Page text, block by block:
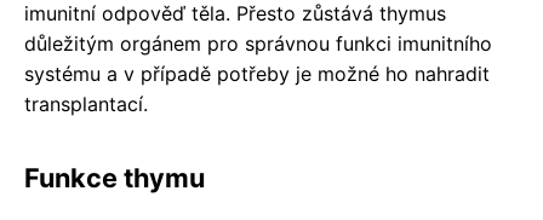
imunitní odpověď těla. Přesto zůstává thymus
důležitým orgánem pro správnou funkci imunitního
systému a v případě potřeby je možné ho nahradit
transplantací.
Funkce thymu